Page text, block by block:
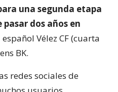
una segunda etapa
pasar dos años en
Vélez CF (cuarta
BK.
redes sociales de